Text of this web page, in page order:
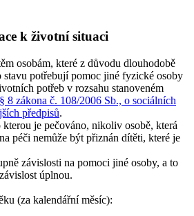
k životní situaci
osobám, které z důvodu dlouhodobě
potřebují pomoc jiné fyzické osoby
potřeb v rozsahu stanoveném
§ 8 zákona č. 108/2006 Sb., o sociálních
předpisů.
kterou je pečováno, nikoliv osobě, která
péči nemůže být přiznán dítěti, které je
závislosti na pomoci jiné osoby, a to
úplnou.
(za kalendářní měsíc):